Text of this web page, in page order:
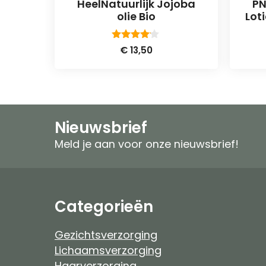
HeelNatuurlijk Jojoba
olie Bio
4.00
van 5
€13,50
Nieuwsbrief
Meld je aan voor onze nieuwsbrief!
Categorieën
Gezichtsverzorging
Lichaamsverzorging